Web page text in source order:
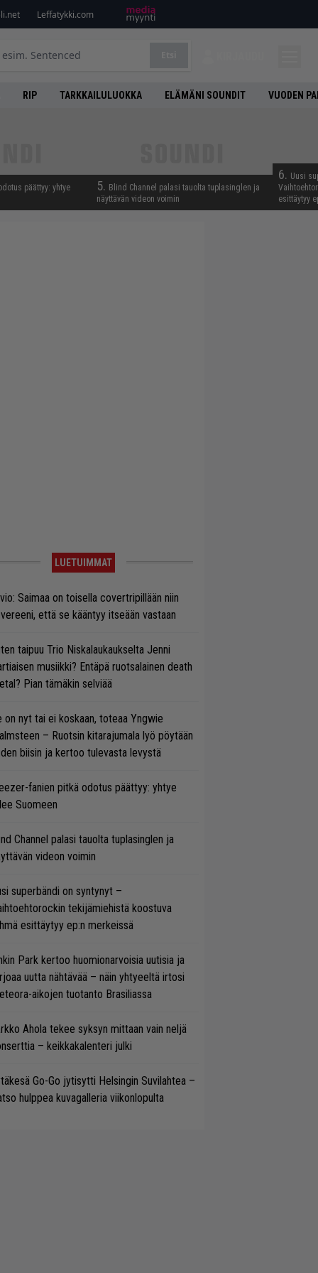
Leffatykki.com
RIP TARKKAILULUOKKA ELÄMÄNI SOUNDIT VUODEN
päättyy: yhtye
5. Blind Channel palasi tauolta tuplasinglen ja
näyttävän videon voimin
6. Uusi
esittäytyy
LUETUIMMAT
Saimaa on toisella covertripillään niin
että se kääntyy itseään vastaan
taipuu Trio Niskalaukaukselta Jenni
musiikki? Entäpä ruotsalainen death
Pian tämäkin selviää
on nyt tai ei koskaan, toteaa Yngwie
– Ruotsin kitarajumala lyö pöytään
biisin ja kertoo tulevasta levystä
fanien pitkä odotus päättyy: yhtye
Suomeen
Channel palasi tauolta tuplasinglen ja
videon voimin
superbändi on syntynyt –
tekijämiehistä koostuva
esittäytyy ep:n merkeissä
Park kertoo huomionarvoisia uutisia ja
uutta nähtävää – näin yhtyeeltä irtosi
aikojen tuotanto Brasiliassa
Ahola tekee syksyn mittaan vain neljä
– keikkakalenteri julki
Go-Go jytisytti Helsingin Suvilahtea –
hulppea kuvagalleria viikonlopulta